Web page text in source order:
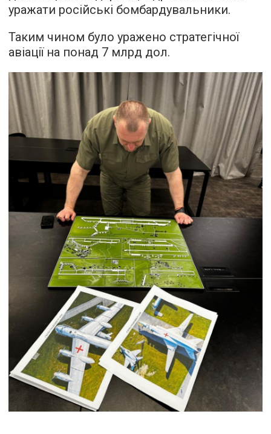
уражати російські бомбардувальники.
Таким чином було уражено стратегічної
авіації на понад 7 млрд дол.